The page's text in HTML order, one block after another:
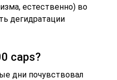
естественно) во
дегидратации
caps?
дни почувствовал